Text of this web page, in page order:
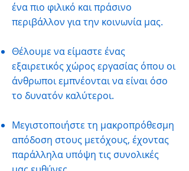
ένα πιο φιλικό και πράσινο
περιβάλλον για την κοινωνία μας.
Θέλουμε να είμαστε ένας
εξαιρετικός χώρος εργασίας όπου οι
άνθρωποι εμπνέονται να είναι όσο
το δυνατόν καλύτεροι.
Μεγιστοποιήστε τη μακροπρόθεσμη
απόδοση στους μετόχους, έχοντας
παράλληλα υπόψη τις συνολικές